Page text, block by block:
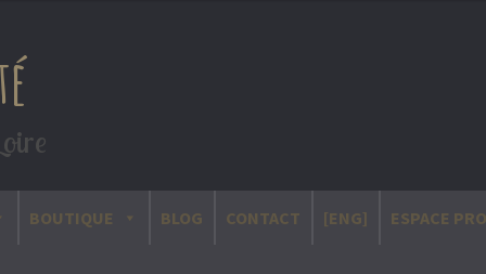
BOUTIQUE BLOG CONTACT [ENG] ESPACE PRO